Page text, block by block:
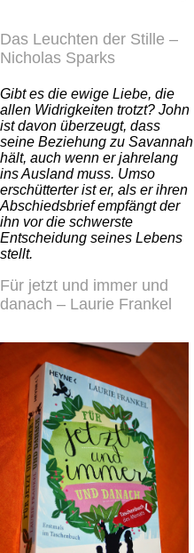
Das Leuchten der Stille –
Nicholas Sparks
Gibt es die ewige Liebe, die
allen Widrigkeiten trotzt? John
ist davon überzeugt, dass
seine Beziehung zu Savannah
hält, auch wenn er jahrelang
ins Ausland muss. Umso
erschütterter ist er, als er ihren
Abschiedsbrief empfängt der
ihn vor die schwerste
Entscheidung seines Lebens
stellt.
Für jetzt und immer und
danach – Laurie Frankel